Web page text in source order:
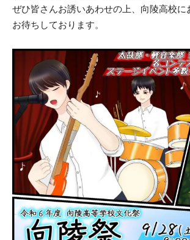
ぜひ皆さんお誘いあわせの上、向陵高校に
お待ちしております。